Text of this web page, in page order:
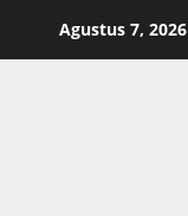
Agustus 7, 2026